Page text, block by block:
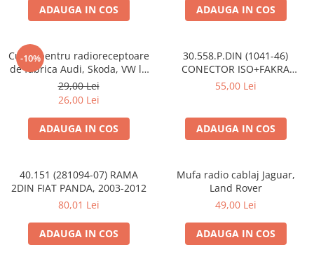
ADAUGA IN COS ADAUGA IN COS
-10%
Cupla pentru radioreceptoare
de fabrica Audi, Skoda, VW la
conector ISO
29,00 Lei
26,00 Lei
ADAUGA IN COS
30.558.P.DIN (1041-46)
CONECTOR ISO+FAKRA
CITROEN, 2003>
55,00 Lei
ADAUGA IN COS
40.151 (281094-07) RAMA
2DIN FIAT PANDA, 2003-2012
80,01 Lei
ADAUGA IN COS
Mufa radio cablaj Jaguar,
Land Rover
49,00 Lei
ADAUGA IN COS